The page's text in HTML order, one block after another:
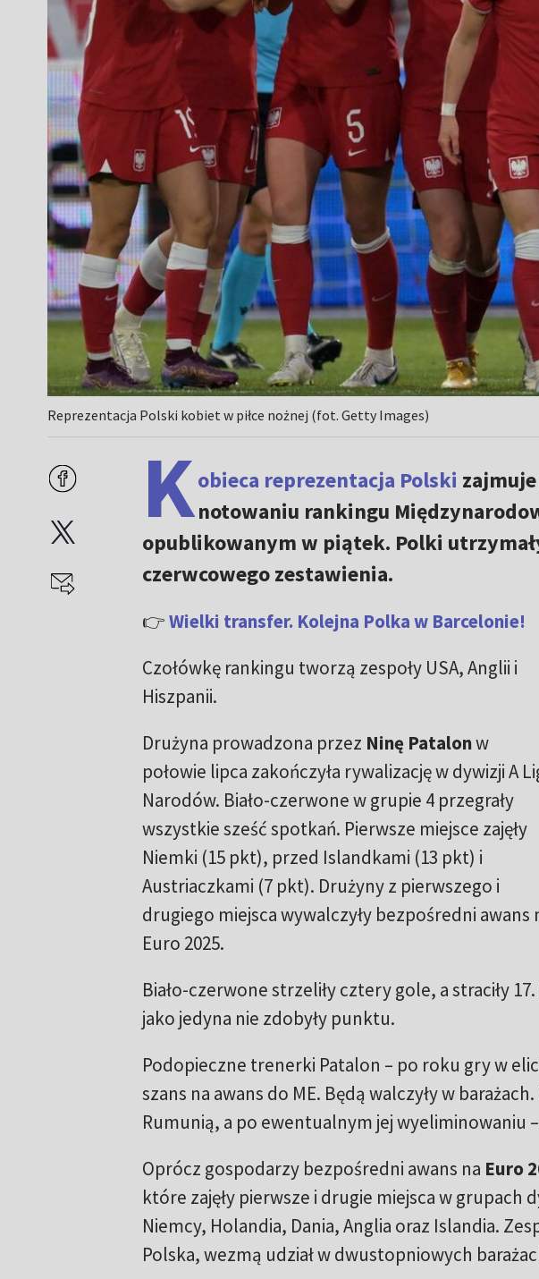
Reprezentacja Polski kobiet w piłce nożnej (fot. Getty Images)
Kobieca reprezentacja Polski
notowaniu rankingu
opublikowanym w piątek. Polki
czerwcowego zestawienia.
👉Wielki transfer. Kolejna Polka w Barcelonie!
Czołówkę rankingu tworzą zespoły USA, Anglii i
Hiszpanii.
Drużyna prowadzona przez Ninę Patalonw
połowie lipca zakończyła rywalizację w dywizji A
Narodów. Biało-czerwone w grupie 4 przegrały
wszystkie sześć spotkań. Pierwsze miejsce zajęły
Niemki (15 pkt), przed Islandkami (13 pkt) i
Austriaczkami (7 pkt). Drużyny z pierwszego i
drugiego miejsca wywalczyły bezpośredni awans
Euro 2025.
Biało-czerwone strzeliły cztery gole, a straciły
jako jedyna nie zdobyły punktu.
Podopieczne trenerki Patalon – po roku gry w
szans na awans do ME. Będą walczyły w
Rumunią, a po ewentualnym jej wyeliminowaniu
Oprócz gospodarzy bezpośredni awans na Euro
które zajęły pierwsze i drugie miejsca w grupach
Niemcy, Holandia, Dania, Anglia oraz Islandia.
Polska, wezmą udział w dwustopniowych